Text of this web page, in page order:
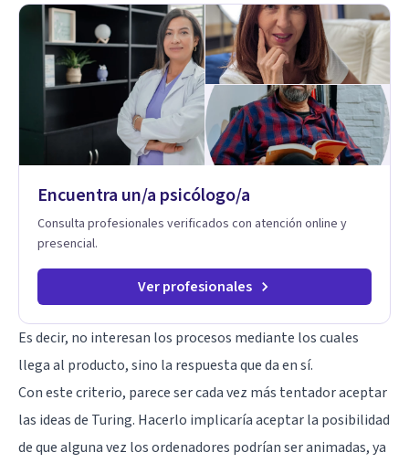
raíz de lo que te ocurre, la Dra. Sandra Milena Jiménez Duque
es una de las mejores opciones para acompañarte. Porque
cuando sanas tu mundo interno, cambias tu forma de pensar,
de elegir y de vivir.
las personas accedan a una vida más digna, plena y con
sentido. Considero que esto es posible cuando
desarrollamos una mayor conciencia de nuestro mundo
interior y de la manera en que nuestras experiencias influyen
en nuestra forma de sentir, pensar y relacionarnos. Mi misión
es ofrecer un espacio de acompañamiento en salud mental
basado en la comprensión, la compasión y el respeto por el
ritmo de cada persona. Integro conocimientos y herramientas
de la psicología con un enfoque informado en trauma para
fortalecer sus recursos personales, desarrollar nuevas
resiliencia y bienestar. Creo profundamente en la
autoconciencia como un camino fundamental para la
transformación personal y para construir una vida más
auténtica y significativa.
Encuentra un/a psicólogo/a
Consulta profesionales verificados con atención online y
presencial.
Ver profesionales
Es decir, no interesan los procesos mediante los cuales
llega al producto, sino la respuesta que da en sí.
Con este criterio, parece ser cada vez más tentador aceptar
las ideas de Turing. Hacerlo implicaría aceptar la posibilidad
de que alguna vez los ordenadores podrían ser animadas, ya